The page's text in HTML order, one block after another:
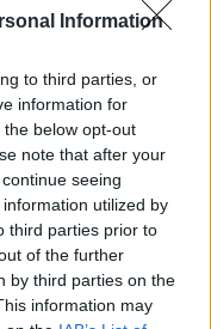
Information
to third parties, or
information for
below opt-out
note that after your
seeing
utilized by
third parties prior to
of the further
by third parties on the
information may
πιθανότητα
στο Αιγαίο,
ενώ η
σημαντικά.
νεφώσεις
το βόρειο Ιόνιο,
καταιγίδες
περιοχές